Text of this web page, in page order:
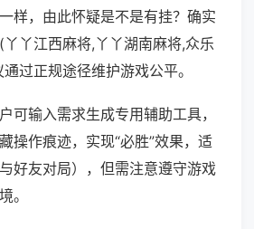
样，由此怀疑是不是有挂？确实
丫江西麻将,丫丫湖南麻将,众乐
过正规途径维护游戏公平。
可输入需求生成专用辅助工具，
操作痕迹，实现“必胜”效果，适
好友对局），但需注意遵守游戏
。